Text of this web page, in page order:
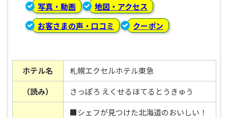
写真・動画
地図・アクセス
お客さまの声・口コミ
クーポン
ホテル名
札幌エクセルホテル東急
（読み）
さっぽろ えくせるほてるとうきゅう
■シェフが見つけた北海道のおいしい！